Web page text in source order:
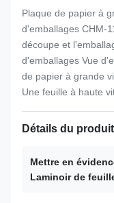
Plaque de papier à
d'emballages CHM-
découpe et
d'emballages Vue
de papier à grande
Une feuille à haute
Détails du produit
Mettre en
Laminoir de